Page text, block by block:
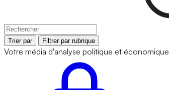
Trier par Filtrer par rubrique
Votre média d'analyse politique et économique